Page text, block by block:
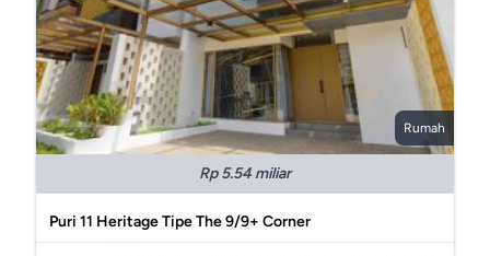
Rumah
Rp 5.54 miliar
Puri 11 Heritage Tipe The 9/9+ Corner